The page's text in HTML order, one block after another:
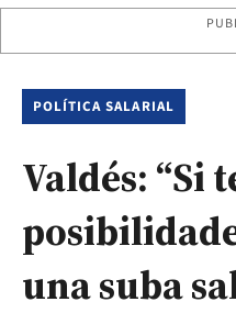
POLÍTICA SALARIAL
Valdés: “Si
una suba